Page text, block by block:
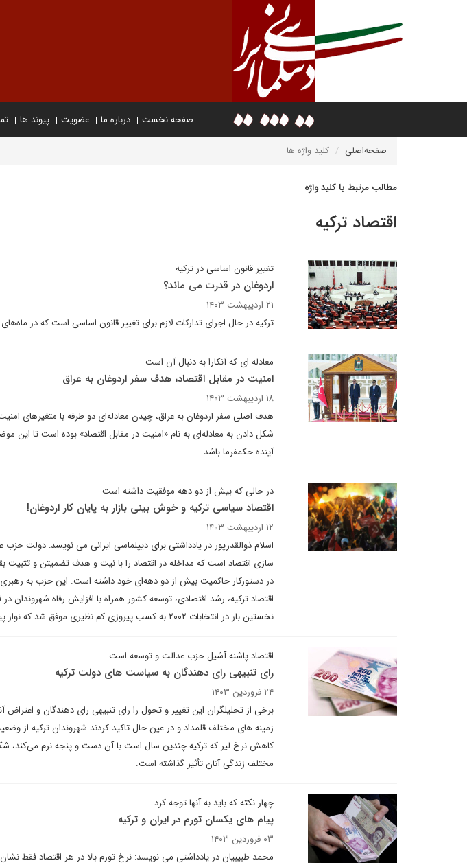
صفحه نخست درباره ما عضویت پیوند ها
صفحه‌اصلی کلید واژه ها
مطالب مرتبط با کلید واژه
اقتصاد ترکیه
تغییر قانون اساسی در ترکیه
اردوغان در قدرت می ماند؟
۲۱ اردیبهشت ۱۴۰۳
ترکیه در حال اجرای تدارکات لازم برای تغییر قانون اساسی است که در
معادله ای که آنکارا به دنبال آن است
امنیت در مقابل اقتصاد، هدف سفر اردوغان به عراق
۱۸ اردیبهشت ۱۴۰۳
هدف اصلی سفر اردوغان به عراق، چیدن معادله‌ای دو طرفه با متغیرهای
شکل دادن به معادله‌ای به نام «امنیت در مقابل اقتصاد» بوده است تا این
آینده حکمفرما باشد.
در حالی که بیش از دو دهه موفقیت داشته است
اقتصاد سیاسی ترکیه و خوش بینی بازار به پایان کار اردوغان!
۱۲ اردیبهشت ۱۴۰۳
سازی اقتصاد است که مداخله در اقتصاد را با نیت و هدف تضمیتن و تثبیت
در دستورکار حاکمیت بیش از دو دهه‌ای خود داشته است. این حزب به رهبری
اقتصاد ترکیه، رشد اقتصادی، توسعه کشور همراه با افزایش رفاه
نخستین بار در انتخابات ۲۰۰۲ به کسب پیروزی کم نظیری موفق شد که نوار پیروزی آن تاکنون ادامه دارد.
اقتصاد پاشنه آشیل حزب عدالت و توسعه است
رای تنبیهی رای دهندگان به سیاست های دولت ترکیه
۲۴ فروردین ۱۴۰۳
برخی از تحلیلگران این تغییر و تحول را رای تنبیهی رای دهندگان و
زمینه های مختلف قلمداد و در عین حال تاکید کردند شهروندان ترکیه از
کاهش نرخ لیر که ترکیه چندین سال است با آن دست و پنجه نرم می‌کند،
مختلف زندگی آنان تأثیر گذاشته است.
چهار نکته که باید به آنها توجه کرد
پیام های یکسان تورم در ایران و ترکیه
۰۳ فروردین ۱۴۰۳
محمد طبیبیان در یادداشتی می نویسد: نرخ تورم بالا در هر اقتصاد فقط